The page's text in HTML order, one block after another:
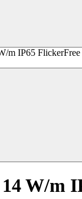
m IP65 FlickerFree
W/m